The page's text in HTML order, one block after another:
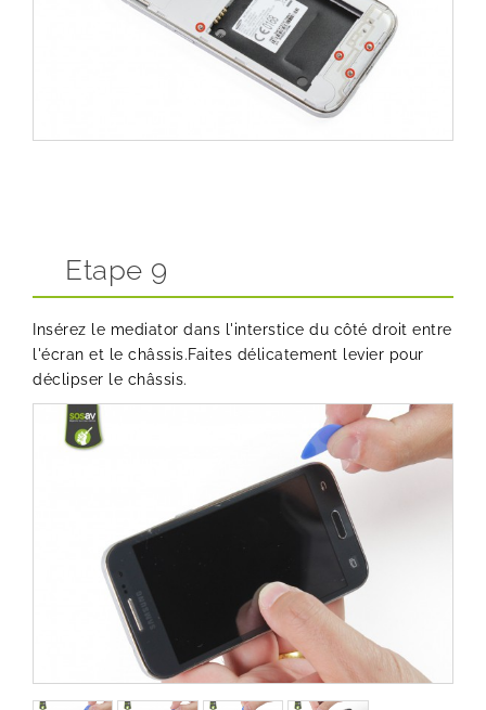
Etape 9
Insérez le mediator dans l'interstice du côté droit entre
l'écran et le châssis.Faites délicatement levier pour
déclipser le châssis.